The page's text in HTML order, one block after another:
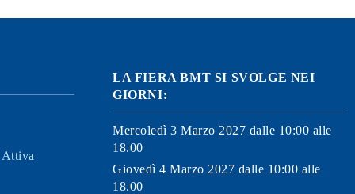
Attiva
LA FIERA BMT SI SVOLGE NEI
GIORNI:
Mercoledì 3 Marzo 2027 dalle 10:00 alle
18.00
Giovedì 4 Marzo 2027 dalle 10:00 alle
18.00